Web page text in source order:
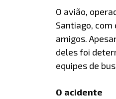
O avião,
Santiago,
amigos.
deles foi
equipes de
O acidente